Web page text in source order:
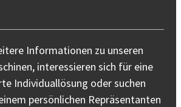
Informationen zu unseren
interessieren sich für eine
Individuallösung oder suchen
persönlichen Repräsentanten